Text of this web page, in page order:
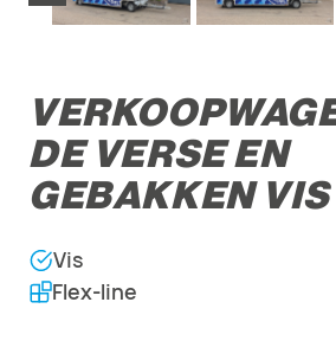
DE VERSE EN
GEBAKKEN VIS
Vis
Flex-line